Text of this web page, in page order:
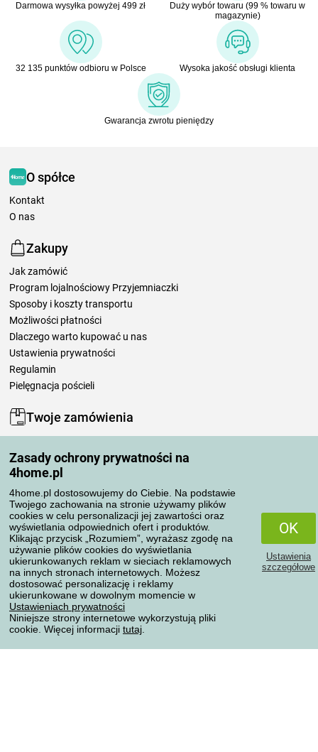
Zasady ochrony prywatności na
4home.pl
4home.pl dostosowujemy do Ciebie. Na podstawie
Twojego zachowania na stronie używamy plików
cookies w celu personalizacji jej zawartości oraz
wyświetlania odpowiednich ofert i produktów.
Klikając przycisk „Rozumiem”, wyrażasz zgodę na
używanie plików cookies do wyświetlania
ukierunkowanych reklam w sieciach reklamowych
na innych stronach internetowych. Możesz
dostosować personalizację i reklamy
ukierunkowane w dowolnym momencie w
Ustawieniach prywatności
Niniejsze strony internetowe wykorzystują pliki
cookie. Więcej informacji tutaj
OK
Ustawienia
szczegółowe
Darmowa wysyłka powyżej 499 zł
Duży wybór towaru (99 % towaru w
magazynie)
32 135 punktów odbioru w Polsce Wysoka jakość obsługi klienta
Gwarancja zwrotu pieniędzy
O spółce
Kontakt
O nas
Zakupy
Jak zamówić
Program lojalnościowy Przyjemniaczki
Sposoby i koszty transportu
Możliwości płatności
Dlaczego warto kupować u nas
Ustawienia prywatności
Regulamin
Pielęgnacja pościeli
Twoje zamówienia
Moje zamówienia
Reklamacje
Odstąpienie od umowy
Zasady przetwarzania recenzji
Sposoby transportu
Metody płatności